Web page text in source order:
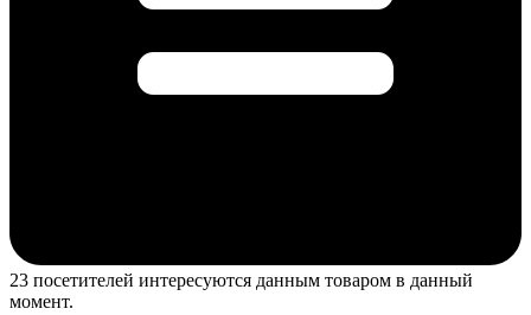
23 посетителей интересуются данным товаром в данный
момент.